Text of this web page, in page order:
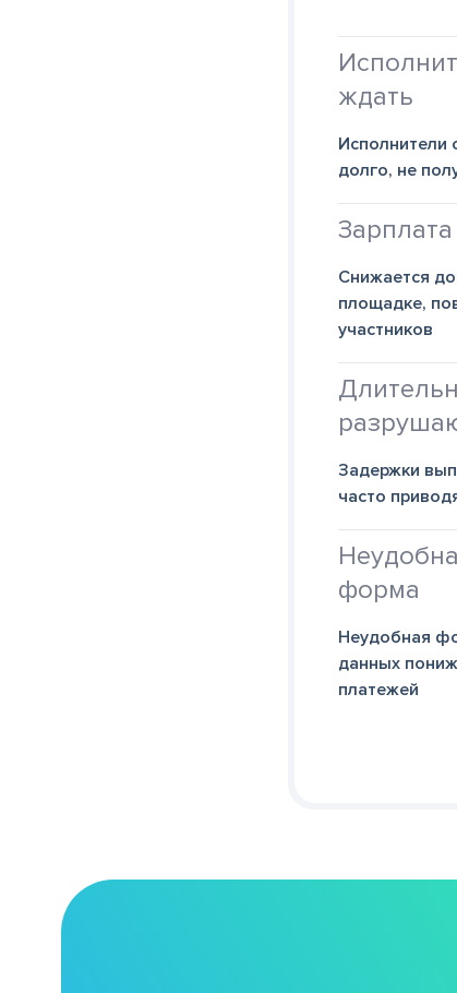
ждать
Исполнители
долго, не
Снижается
площадке,
участников
Задержки
часто
форма
Неудобная
данных
платежей